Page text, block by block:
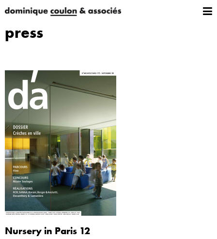
press
Nursery in Paris 12